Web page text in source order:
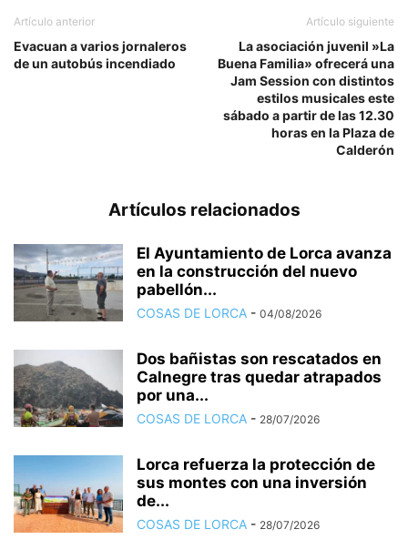
Artículo anterior
Evacuan a varios jornaleros
de un autobús incendiado
Artículo siguiente
La asociación juvenil »La
Buena Familia» ofrecerá una
Jam Session con distintos
estilos musicales este
sábado a partir de las 12.30
horas en la Plaza de
Calderón
Artículos relacionados
El Ayuntamiento de Lorca avanza
en la construcción del nuevo
pabellón...
COSAS DE LORCA - 04/08/2026
Dos bañistas son rescatados en
Calnegre tras quedar atrapados
por una...
COSAS DE LORCA - 28/07/2026
Lorca refuerza la protección de
sus montes con una inversión
de...
COSAS DE LORCA - 28/07/2026